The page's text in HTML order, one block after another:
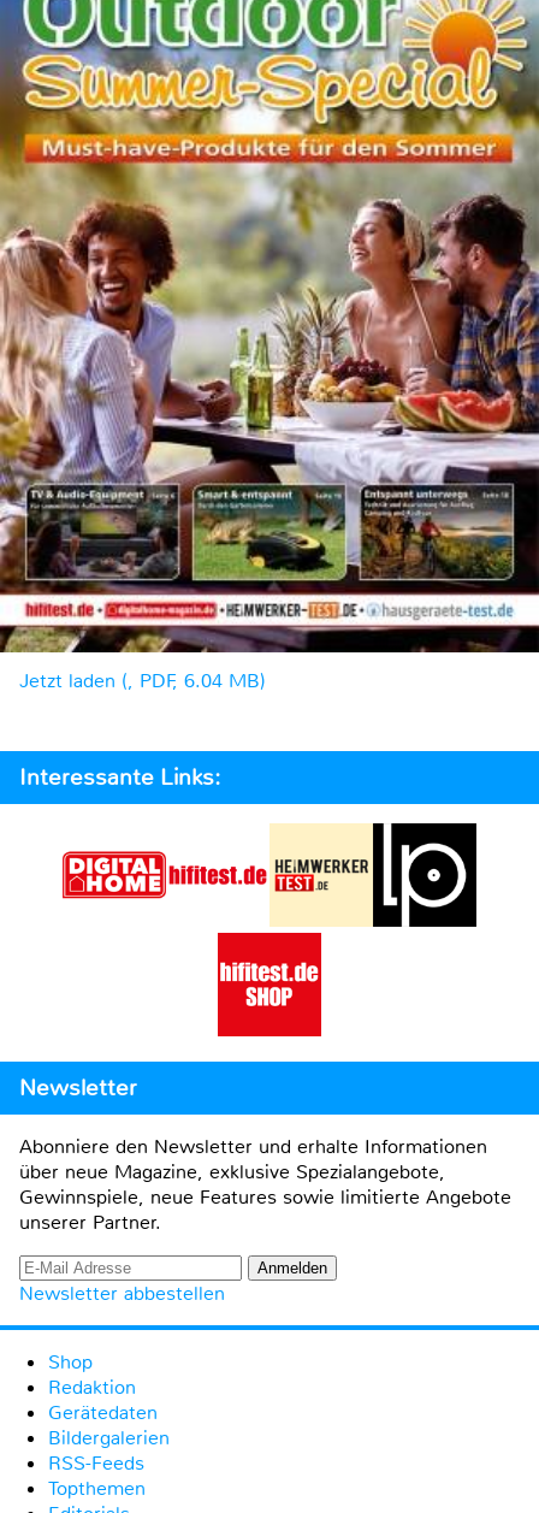
Jetzt laden (, PDF, 6.04 MB)
Interessante Links:
Newsletter
Abonniere den Newsletter und erhalte Informationen
über neue Magazine, exklusive Spezialangebote,
Gewinnspiele, neue Features sowie limitierte Angebote
unserer Partner.
Newsletter abbestellen
Shop
Redaktion
Gerätedaten
Bildergalerien
RSS-Feeds
Topthemen